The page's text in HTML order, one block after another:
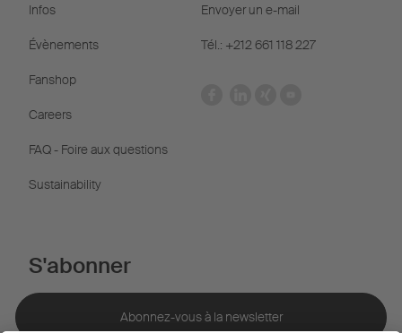
Infos
Évènements
Fanshop
Careers
FAQ - Foire aux questions
Sustainability
Envoyer un e-mail
Tél.: +212 661 118 227
S'abonner